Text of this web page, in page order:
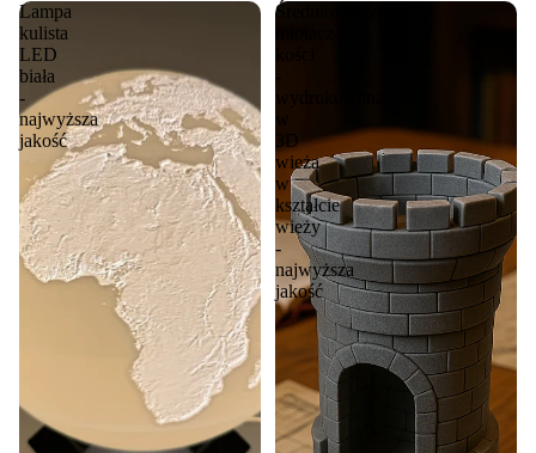
Lampa
kulista
LED
biała
-
najwyższa
jakość
Średniowieczny
wydrukowana
3D
wieża
w
kształcie
wieży
-
najwyższa
jakość